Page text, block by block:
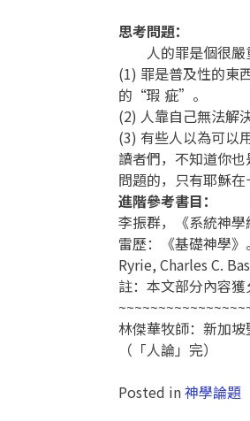
思考問題：
人的罪是個很嚴
(1) 罪是普及性的東
的“瑕 疵”。
(2) 人靠自己無法解
(3) 有些人以為可以
讀者們，不知道你
問題的，只有耶穌
進階參考書目：
李振群，《系統神學
雷歷：《基礎神學》
Ryrie, Charles C.
註：本文部分內容獲
林傑華牧師：新加
（「人論」完）
Posted in神學論題